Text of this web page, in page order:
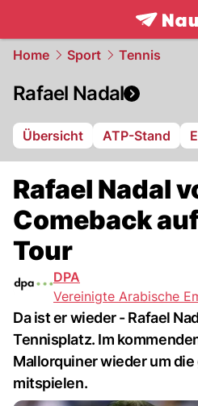
Home Sport Tennis
Rafael Nadal
Übersicht ATP-Stand
Rafael Nadal
Comeback
Tour
DPA
Vereinigte Arabische
Da ist er wieder - Rafael
Tennisplatz. Im
Mallorquiner wieder um
mitspielen.